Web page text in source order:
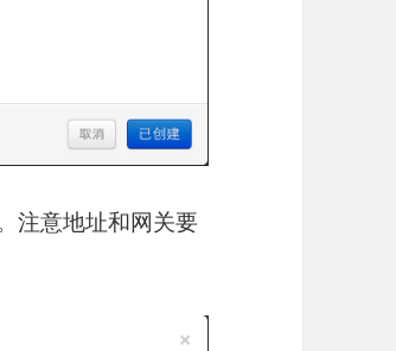
注意地址和网关要